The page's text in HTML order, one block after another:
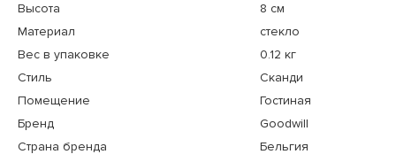
Высота
8 см
Материал
стекло
Вес в упаковке
0.12 кг
Стиль
Сканди
Помещение
Гостиная
Бренд
Goodwill
Страна бренда
Бельгия